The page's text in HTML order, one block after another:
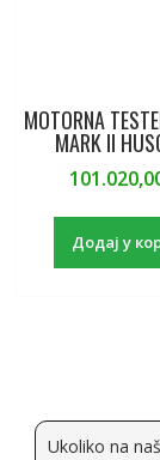
MOTORNA
MARK II
Додај у
Ukoliko na